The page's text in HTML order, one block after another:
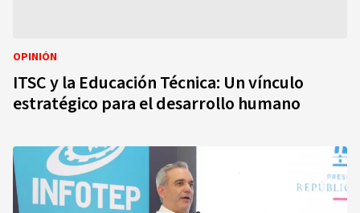
OPINIÓN
ITSC y la Educación Técnica: Un vínculo
estratégico para el desarrollo humano